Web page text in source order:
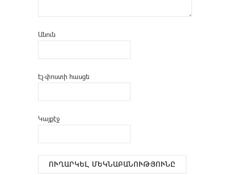
Անուն
Էլ-փոստի հասցե
Կայքէջ